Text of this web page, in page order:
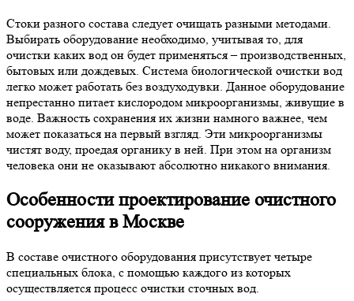
Стоки разного состава следует очищать разными методами.
Выбирать оборудование необходимо, учитывая то, для
очистки каких вод он будет применяться – производственных,
бытовых или дождевых. Система биологической очистки вод
легко может работать без воздуходувки. Данное оборудование
непрестанно питает кислородом микроорганизмы, живущие в
воде. Важность сохранения их жизни намного важнее, чем
может показаться на первый взгляд. Эти микроорганизмы
чистят воду, проедая органику в ней. При этом на организм
человека они не оказывают абсолютно никакого внимания.
Особенностипроектирование очистного
сооружения в Москве
В составе очистного оборудования присутствует четыре
специальных блока, с помощью каждого из которых
осуществляется процесс очистки сточных вод.